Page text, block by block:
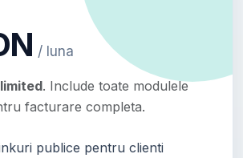
/ luna
. Include toate modulele
facturare completa.
publice pentru clienti